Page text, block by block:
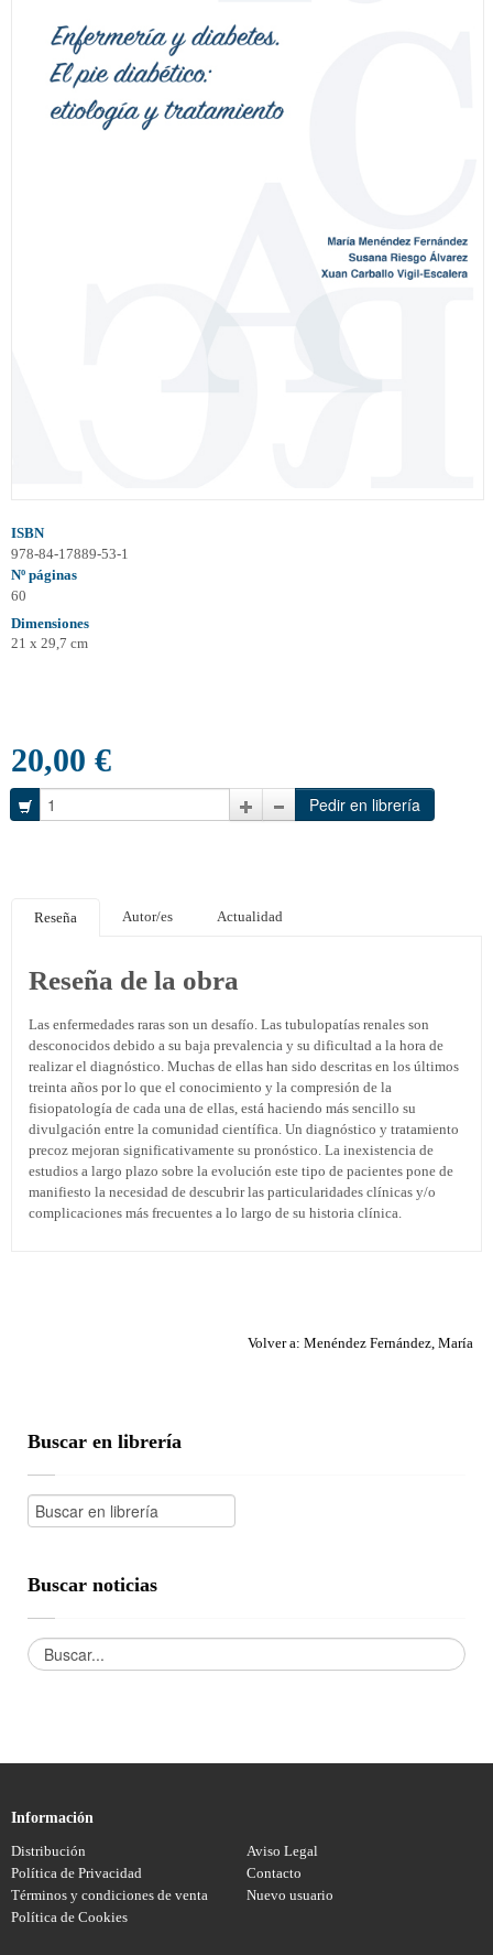
ISBN
978-84-17889-53-1
Nº páginas
60
Dimensiones
21 x 29,7 cm
20,00 €
Reseña Autor/es Actualidad
Reseña de la obra
Las enfermedades raras son un desafío. Las tubulopatías renales son
desconocidos debido a su baja prevalencia y su dificultad a la hora de
realizar el diagnóstico. Muchas de ellas han sido descritas en los últimos
treinta años por lo que el conocimiento y la compresión de la
fisiopatología de cada una de ellas, está haciendo más sencillo su
divulgación entre la comunidad científica. Un diagnóstico y tratamiento
precoz mejoran significativamente su pronóstico. La inexistencia de
estudios a largo plazo sobre la evolución este tipo de pacientes pone de
manifiesto la necesidad de descubrir las particularidades clínicas y/o
complicaciones más frecuentes a lo largo de su historia clínica.
Volver a: Menéndez Fernández, María
Buscar en librería
Buscar noticias
Información
Distribución
Aviso Legal
Política de Privacidad
Contacto
Términos y condiciones de venta
Nuevo usuario
Política de Cookies